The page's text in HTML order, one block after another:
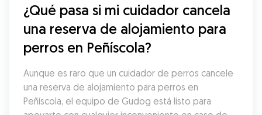
¿Qué pasa si mi cuidador cancela
una reserva de alojamiento para
perros en Peñíscola?
Aunque es raro que un cuidador de perros cancele
una reserva de alojamiento para perros en
Peñíscola, el equipo de Gudog está listo para